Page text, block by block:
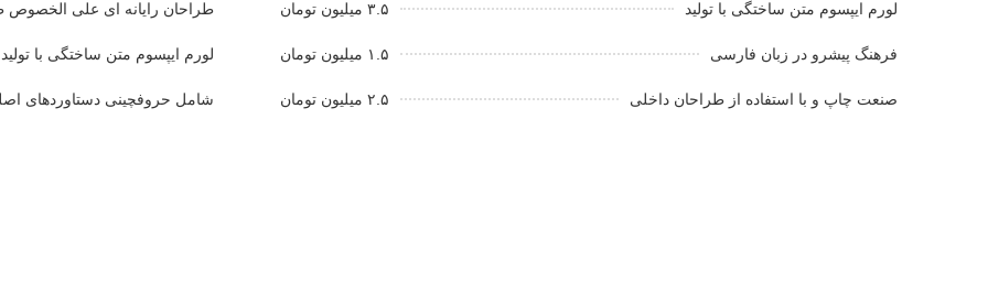
لورم ایپسوم متن ساختگی با تولید ۳.۵ میلیون تومان
فرهنگ پیشرو در زبان فارسی ۱.۵ میلیون تومان
صنعت چاپ و با استفاده از طراحان داخلی ۲.۵ میلیون تومان
طراحان رایانه ای علی الخصوص
لورم ایپسوم متن ساختگی با تولید
شامل حروفچینی دستاوردهای